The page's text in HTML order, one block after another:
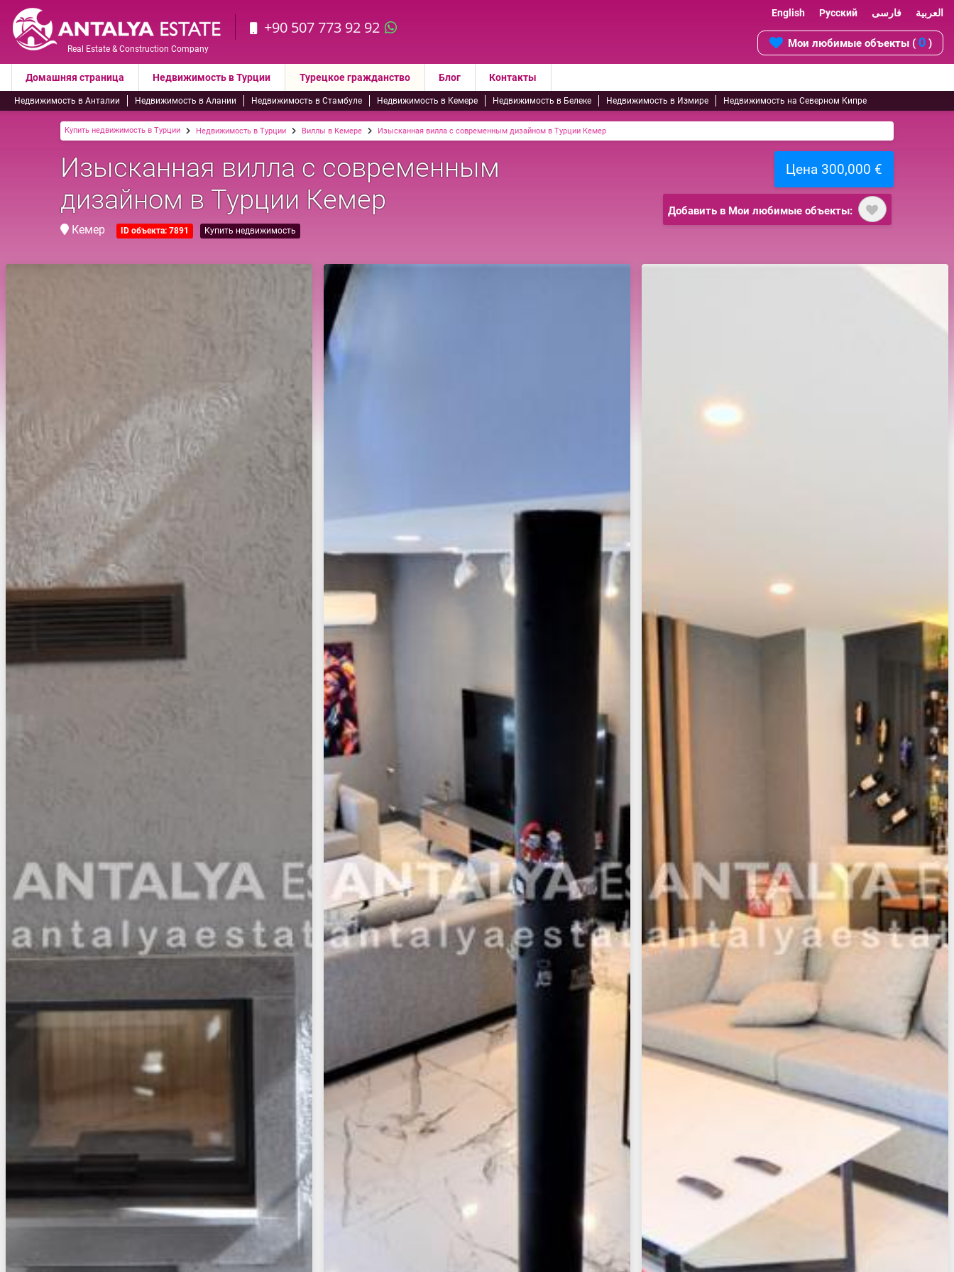
Real Estate & Construction Company
+90 507 773 92 92
English Русский فارسی العربية
Мои любимые объекты ( 0 )
Домашняя страница Недвижимость в Турции Турецкое гражданство Блог Контакты
Недвижимость в Анталии Недвижимость в Алании Недвижимость в Стамбуле Недвижимость в Кемере Недвижимость в Белеке Недвижимость в Измире Недвижимость на Северном Кипре
Купить недвижимость в Турции Недвижимость в Турции Виллы в Кемере Изысканная вилла с современным дизайном в Турции Кемер
Изысканная вилла с современным
дизайном в Турции Кемер
Кемер ID объекта: 7891 Купить недвижимость
Цена 300,000 €
Добавить в Мои любимые объекты: